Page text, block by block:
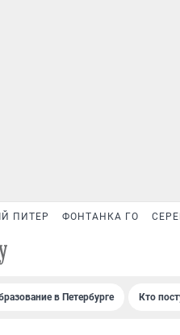
ПИТЕР ФОНТАНКА ГО
в Петербурге Кто